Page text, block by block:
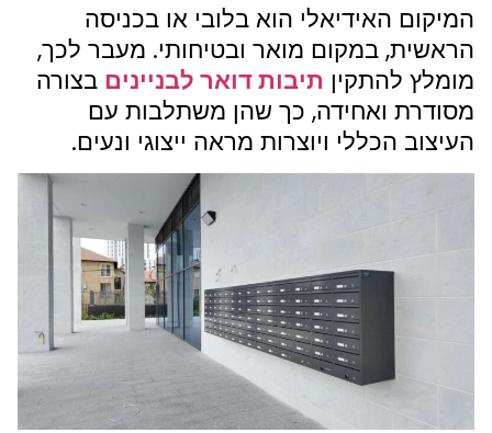
המיקום האידיאלי הוא בלובי או בכניסה
הראשית, במקום מואר ובטיחותי. מעבר לכך,
מומלץ להתקין תיבות דואר לבניינים בצורה
מסודרת ואחידה, כך שהן משתלבות עם
העיצוב הכללי ויוצרות מראה ייצוגי ונעים.